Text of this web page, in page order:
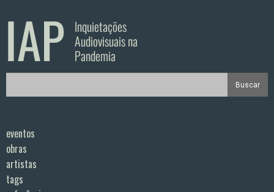
eventos
obras
artistas
tags